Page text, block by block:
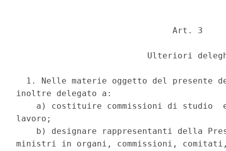
                               Art. 3
Ulteriori
1. Nelle materie oggetto del presente
inoltre delegato a:
a) costituire commissioni di studio
lavoro;
b) designare rappresentanti della
ministri in organi, commissioni,